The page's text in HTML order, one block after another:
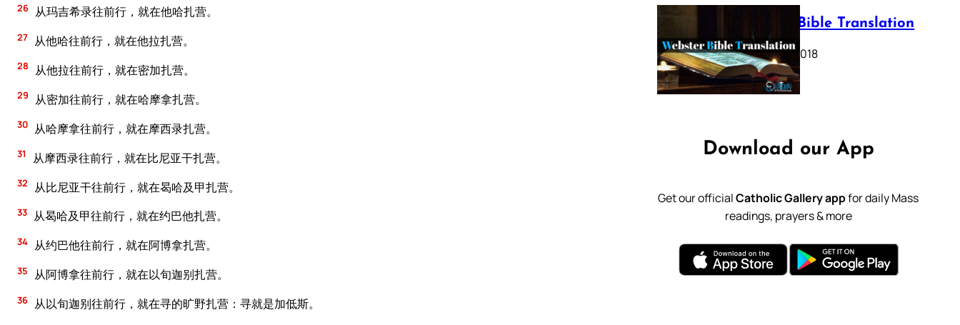
26 从玛吉希录往前行，就在他哈扎营。
27 从他哈往前行，就在他拉扎营。
28 从他拉往前行，就在密加扎营。
29 从密加往前行，就在哈摩拿扎营。
30 从哈摩拿往前行，就在摩西录扎营。
31 从摩西录往前行，就在比尼亚干扎营。
32 从比尼亚干往前行，就在曷哈及甲扎营。
33 从曷哈及甲往前行，就在约巴他扎营。
34 从约巴他往前行，就在阿博拿扎营。
35 从阿博拿往前行，就在以旬迦别扎营。
36 从以旬迦别往前行，就在寻的旷野扎营：寻就是加低斯。
Webster Bible Translation
October 11, 2018
Download our App
Get our officialCatholic Gallery appfor daily Mass
readings, prayers & more